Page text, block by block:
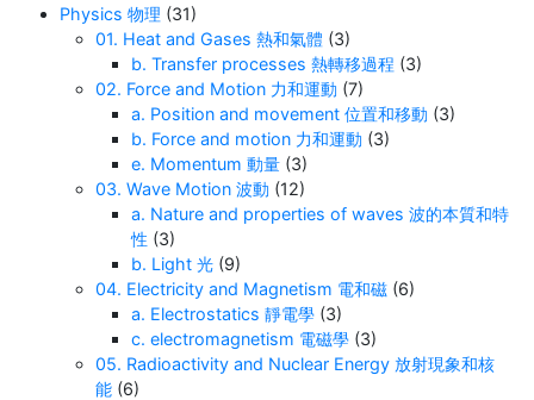
Physics 物理 (31)
01. Heat and Gases 熱和氣體 (3)
b. Transfer processes 熱轉移過程 (3)
02. Force and Motion 力和運動 (7)
a. Position and movement 位置和移動 (3)
b. Force and motion 力和運動 (3)
e. Momentum 動量 (3)
03. Wave Motion 波動 (12)
a. Nature and properties of waves 波的本質和特
性 (3)
b. Light 光 (9)
04. Electricity and Magnetism 電和磁 (6)
a. Electrostatics 靜電學 (3)
c. electromagnetism 電磁學 (3)
05. Radioactivity and Nuclear Energy 放射現象和核
能 (6)